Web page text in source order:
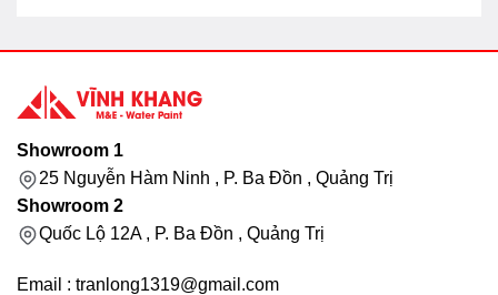
Showroom 1
25 Nguyễn Hàm Ninh , P. Ba Đồn , Quảng Trị
Showroom 2
Quốc Lộ 12A , P. Ba Đồn , Quảng Trị
Email : tranlong1319@gmail.com